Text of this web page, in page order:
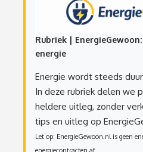
Rubriek |
energie
Energie wordt steeds
In deze rubriek delen we
heldere uitleg, zonder
tips en uitleg op
Let op: EnergieGewoon.nl is geen